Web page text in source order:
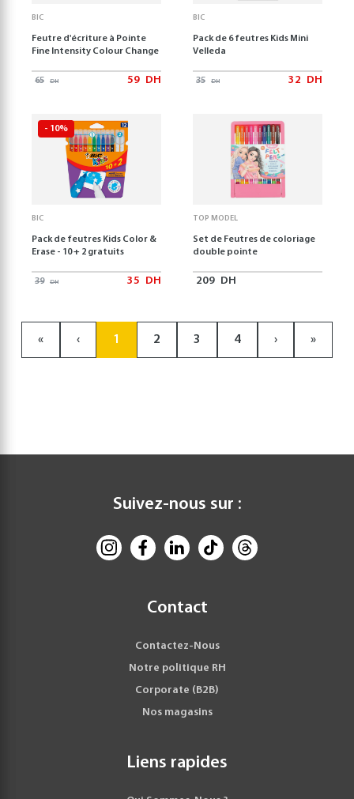
BIC
Feutre d'écriture à Pointe
Fine Intensity Colour Change
65 DH 59 DH
BIC
Pack de 6 feutres Kids Mini
Velleda
35 DH 32 DH
- 10%
BIC
Pack de feutres Kids Color &
Erase - 10 + 2 gratuits
39 DH 35 DH
TOP MODEL
Set de Feutres de coloriage
double pointe
209 DH
« ‹ 1 2 3 4 › »
Suivez-nous sur :
Contact
Contactez-Nous
Notre politique RH
Corporate (B2B)
Nos magasins
Liens rapides